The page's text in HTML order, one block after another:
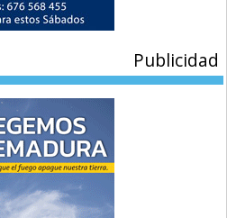
Publicidad